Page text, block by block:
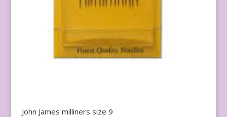
John James milliners size 9